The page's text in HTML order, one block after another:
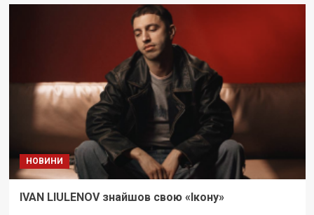
НОВИНИ
IVAN LIULENOV знайшов свою «Ікону»